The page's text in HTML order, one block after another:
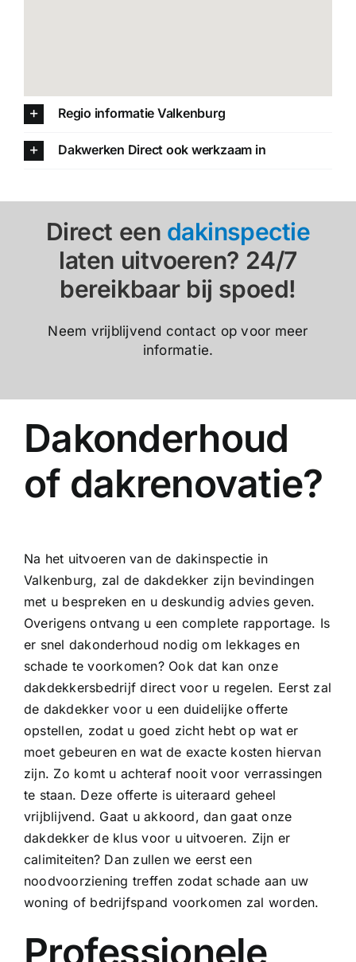
Regio informatie Valkenburg
Dakwerken Direct ook werkzaam in
Direct een dakinspectie
laten uitvoeren? 24/7
bereikbaar bij spoed!
Neem vrijblijvend contact op voor meer
informatie.
Dakonderhoud
of dakrenovatie?
Na het uitvoeren van de dakinspectie in
Valkenburg, zal de dakdekker zijn bevindingen
met u bespreken en u deskundig advies geven.
Overigens ontvang u een complete rapportage. Is
er snel dakonderhoud nodig om lekkages en
schade te voorkomen? Ook dat kan onze
dakdekkersbedrijf direct voor u regelen. Eerst zal
de dakdekker voor u een duidelijke offerte
opstellen, zodat u goed zicht hebt op wat er
moet gebeuren en wat de exacte kosten hiervan
zijn. Zo komt u achteraf nooit voor verrassingen
te staan. Deze offerte is uiteraard geheel
vrijblijvend. Gaat u akkoord, dan gaat onze
dakdekker de klus voor u uitvoeren. Zijn er
calimiteiten? Dan zullen we eerst een
noodvoorziening treffen zodat schade aan uw
woning of bedrijfspand voorkomen zal worden.
Professionele